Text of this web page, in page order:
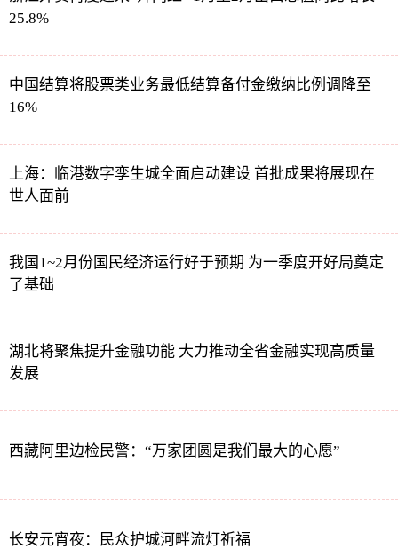
25.8%
中国结算将股票类业务最低结算备付金缴纳比例调降至
16%
上海：临港数字孪生城全面启动建设 首批成果将展现在
世人面前
我国1~2月份国民经济运行好于预期 为一季度开好局奠定
了基础
湖北将聚焦提升金融功能 大力推动全省金融实现高质量
发展
西藏阿里边检民警：“万家团圆是我们最大的心愿”
长安元宵夜：民众护城河畔流灯祈福